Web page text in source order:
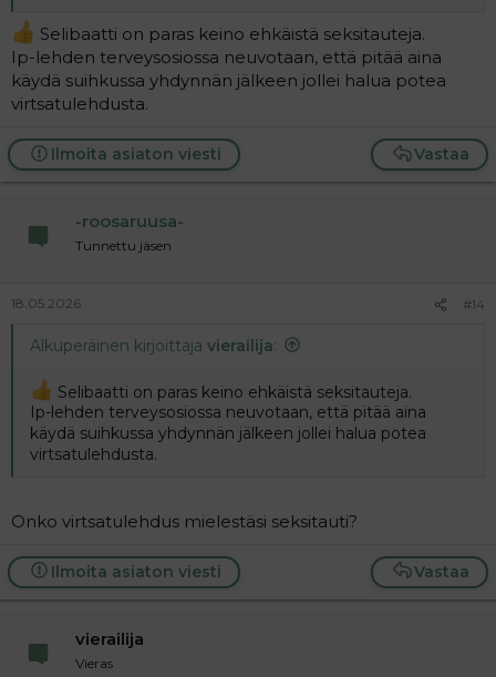
Selibaatti on paras keino ehkäistä seksitauteja.
Ip-lehden terveysosiossa neuvotaan, että pitää aina
käydä suihkussa yhdynnän jälkeen jollei halua potea
virtsatulehdusta.
Vastaa
Ilmoita asiaton viesti
-roosaruusa-
Tunnettu jäsen
18.05.2026 #14
Alkuperäinen kirjoittaja vierailija:
Selibaatti on paras keino ehkäistä seksitauteja.
Ip-lehden terveysosiossa neuvotaan, että pitää aina
käydä suihkussa yhdynnän jälkeen jollei halua potea
virtsatulehdusta.
Onko virtsatulehdus mielestäsi seksitauti?
Vastaa
Ilmoita asiaton viesti
vierailija
Vieras